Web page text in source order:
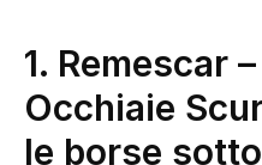
1. Remescar
Occhiaie
le borse